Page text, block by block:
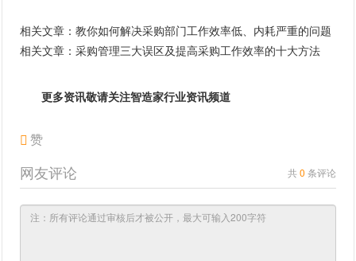
相关文章：教你如何解决采购部门工作效率低、内耗严重的问题
相关文章：采购管理三大误区及提高采购工作效率的十大方法
更多资讯敬请关注智造家行业资讯频道
赞
网友评论 共0 条评论